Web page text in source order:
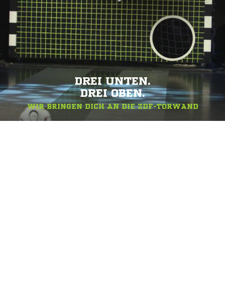
DREI UNTEN.
DREI OBEN.
WIR BRINGEN DICH AN DIE ZDF-TORWAND